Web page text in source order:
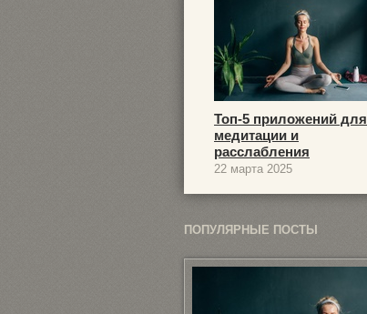
Топ-5 приложений для
медитации и
расслабления
22 марта 2025
ПОПУЛЯРНЫЕ ПОСТЫ